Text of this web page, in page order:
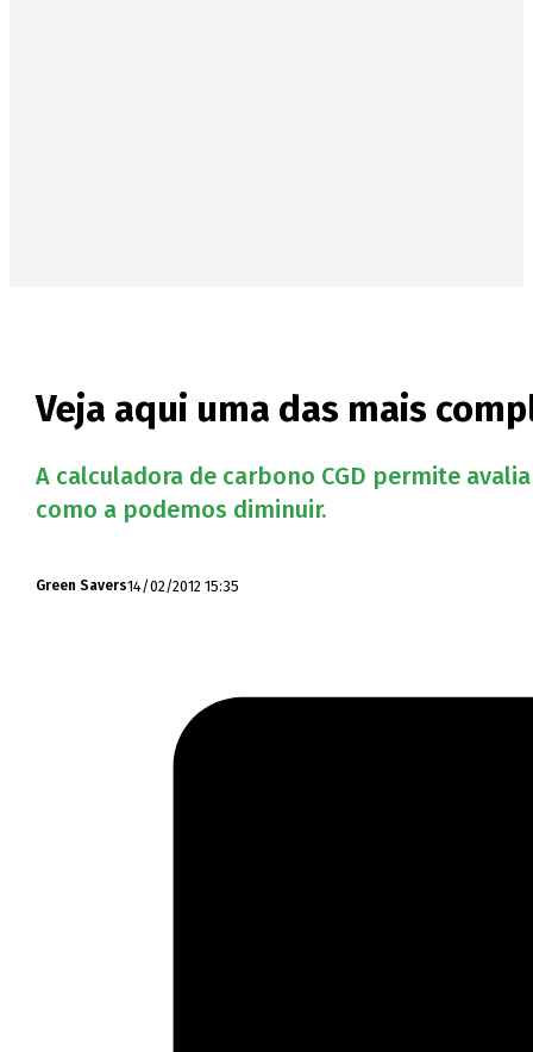
Veja aqui uma das mais
A calculadora de carbono CGD permite
como a podemos diminuir.
Green Savers14/02/2012 15:35